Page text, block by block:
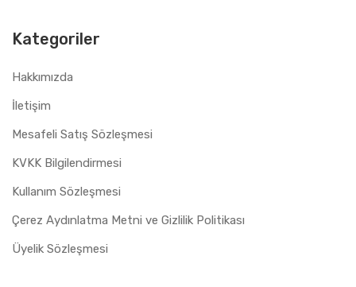
Kategoriler
Hakkımızda
İletişim
Mesafeli Satış Sözleşmesi
KVKK Bilgilendirmesi
Kullanım Sözleşmesi
Çerez Aydınlatma Metni ve Gizlilik Politikası
Üyelik Sözleşmesi